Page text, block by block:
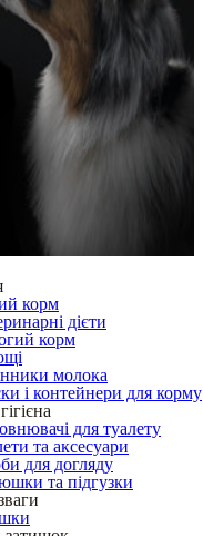
корм
дієти
корм
молока
і контейнери для корму
для туалету
та аксесуари
для догляду
та підгузки